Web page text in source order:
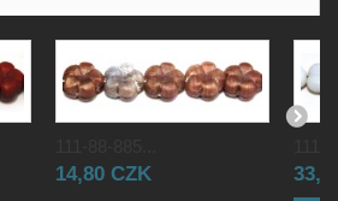
14,80 CZK